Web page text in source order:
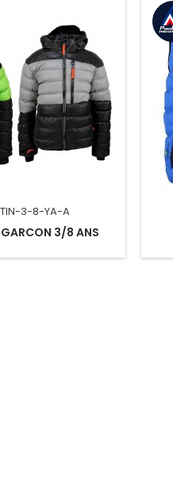
3-8-YA-A
3/8 ANS